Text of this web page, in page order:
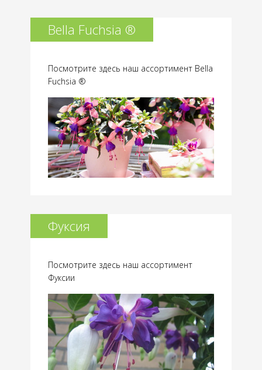
Bella Fuchsia ®
Посмотрите здесь наш ассортимент Bella
Fuchsia ®
Фуксия
Посмотрите здесь наш ассортимент
Фуксии